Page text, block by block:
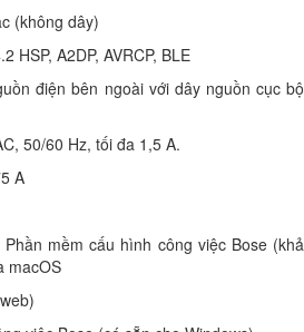
(không dây)
HSP, A2DP, AVRCP, BLE
điện bên ngoài với dây nguồn cục bộ
50/60 Hz, tối đa 1,5 A.
A
mềm cấu hình công việc Bose (khả
macOS